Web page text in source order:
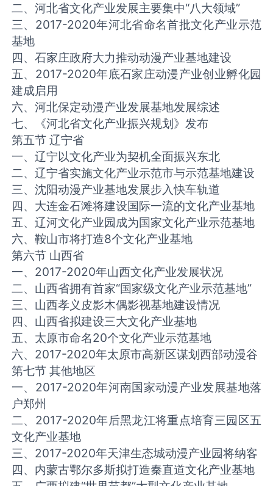
二、河北省文化产业发展主要集中“八大领域”
三、2017-2020年河北省命名首批文化产业示范
基地
四、石家庄政府大力推动动漫产业基地建设
五、2017-2020年底石家庄动漫产业创业孵化园
建成启用
六、河北保定动漫产业发展基地发展综述
七、《河北省文化产业振兴规划》发布
第五节 辽宁省
一、辽宁以文化产业为契机全面振兴东北
二、辽宁省实施文化产业示范市与示范基地建设
三、沈阳动漫产业基地发展步入快车轨道
四、大连金石滩将建设国际一流的文化产业基地
五、辽河文化产业园成为国家文化产业示范基地
六、鞍山市将打造8个文化产业基地
第六节 山西省
一、2017-2020年山西文化产业发展状况
二、山西省拥有首家“国家级文化产业示范基地”
三、山西孝义皮影木偶影视基地建设情况
四、山西省拟建设三大文化产业基地
五、太原市命名20个文化产业示范基地
六、2017-2020年太原市高新区谋划西部动漫谷
第七节 其他地区
一、2017-2020年河南国家动漫产业发展基地落
户郑州
二、2017-2020年后黑龙江将重点培育三园区五
文化产业基地
三、2017-2020年天津生态城动漫产业园将纳客
四、内蒙古鄂尔多斯拟打造秦直道文化产业基地